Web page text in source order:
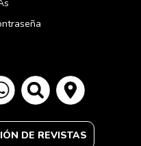
DE REVISTAS